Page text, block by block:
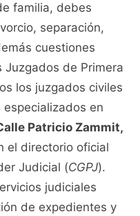
familia, debes
separación,
cuestiones
de Primera
los juzgados civiles
en
Patricio Zammit,
el directorio oficial
Judicial (CGPJ).
judiciales
de expedientes y